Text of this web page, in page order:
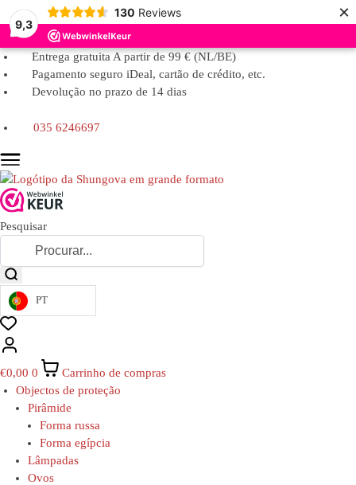
9,3
130 Reviews ×
Entrega gratuita A partir de 99 € (NL/BE)
Pagamento seguro iDeal, cartão de crédito, etc.
Devolução no prazo de 14 dias
035 6246697
Pesquisar
PT
€0,00 0
Carrinho de compras
Objectos de proteção
Pirâmide
Forma russa
Forma egípcia
Lâmpadas
Ovos